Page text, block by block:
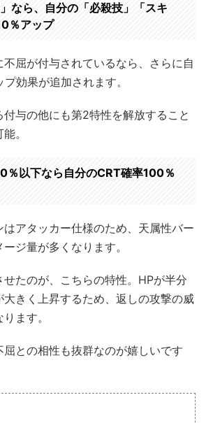
なら、自分の「必殺技」「スキ
％アップ
不屈が付与されているなら、さらに自
効果が追加されます。
与の他にも第2特性を解放すること
。
以下なら自分のCRT確率100％
アタッカー仕様のため、天属性バー
ジ量が多くなります。
たのが、こちらの特性。HPが半分
大きく上昇するため、返しの攻撃の威
ます。
屈との相性も抜群なのが嬉しいです